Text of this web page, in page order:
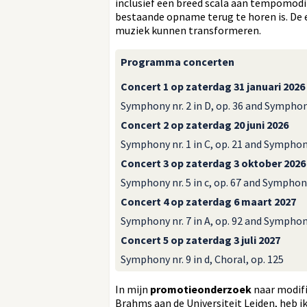
inclusief een breed scala aan
bestaande opname terug te horen is.
muziek kunnen transformeren.
Programma concerten
Concert 1 op zaterdag 31 januari 2026
Symphony nr. 2 in D, op. 36 and
Concert 2 op zaterdag 20 juni 2026
Symphony nr. 1 in C, op. 21 and
Concert 3 op zaterdag 3 oktober 2026
Symphony nr. 5 in c, op. 67 and
Concert 4 op zaterdag 6 maart 2027
Symphony nr. 7 in A, op. 92 and
Concert 5 op zaterdag 3 juli 2027
Symphony nr. 9 in d, Choral, op. 125
In mijn promotieonderzoek naar
Brahms aan de Universiteit Leiden, heb